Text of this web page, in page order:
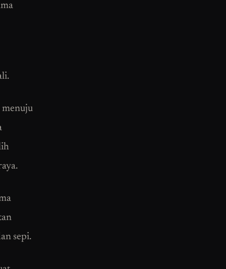
sepi.